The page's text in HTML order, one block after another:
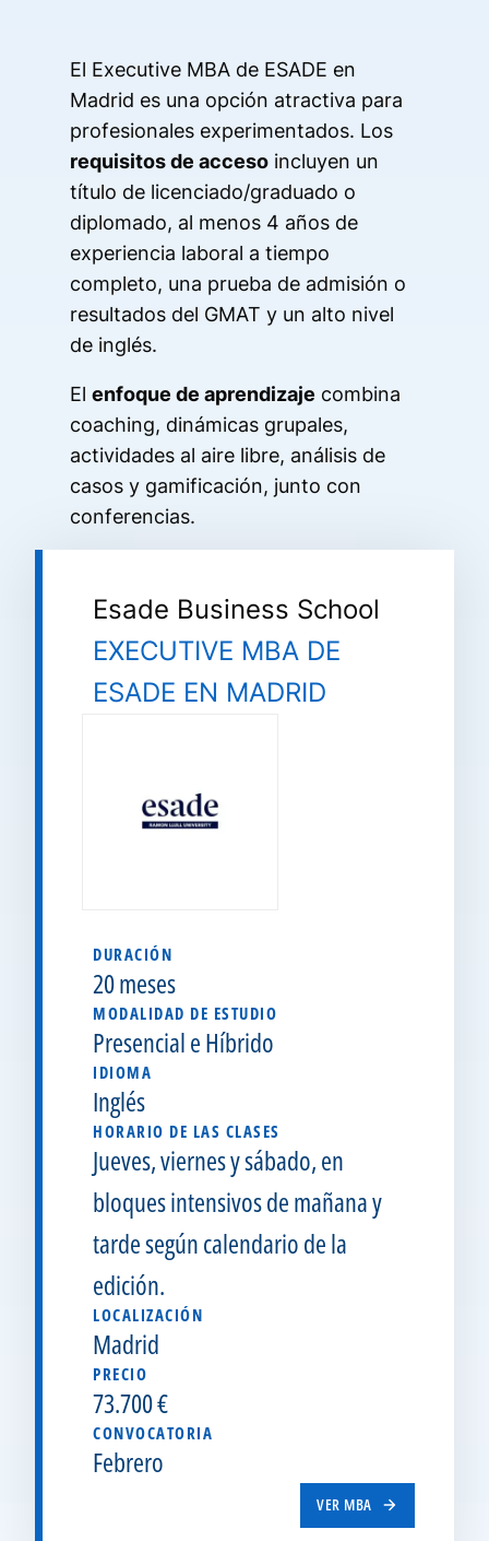
El Executive MBA de ESADE en
Madrid es una opción atractiva para
profesionales experimentados. Los
requisitos de acceso incluyen un
título de licenciado/graduado o
diplomado, al menos 4 años de
experiencia laboral a tiempo
completo, una prueba de admisión o
resultados del GMAT y un alto nivel
de inglés.
El enfoque de aprendizaje combina
coaching, dinámicas grupales,
actividades al aire libre, análisis de
casos y gamificación, junto con
conferencias.
Esade Business School
EXECUTIVE MBA DE
ESADE EN MADRID
DURACIÓN
20 meses
MODALIDAD DE ESTUDIO
Presencial e Híbrido
IDIOMA
Inglés
HORARIO DE LAS CLASES
Jueves, viernes y sábado, en
bloques intensivos de mañana y
tarde según calendario de la
edición.
LOCALIZACIÓN
Madrid
PRECIO
73.700 €
CONVOCATORIA
Febrero
VER MBA